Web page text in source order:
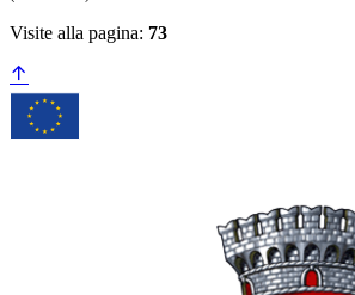
Visite alla pagina: 73